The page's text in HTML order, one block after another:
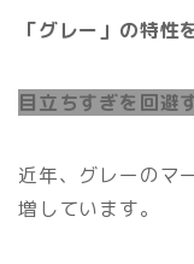
「グレー」の特性
目立ちすぎを回避
近年、グレーのマ
増しています。